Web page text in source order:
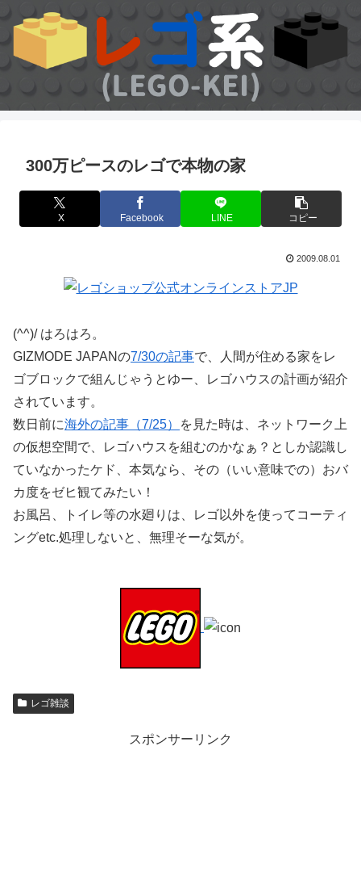
300万ピースのレゴで本物の家
X Facebook LINE コピー
2009.08.01
(^^)/ はろはろ。
GIZMODE JAPANの7/30の記事で、人間が住める家をレ
ゴブロックで組んじゃうとゆー、レゴハウスの計画が紹介
されています。
数日前に海外の記事（7/25）
を見た時は、ネットワーク上
の仮想空間で、レゴハウスを組むのかなぁ？としか認識し
ていなかったケド、本気なら、その（いい意味での）おバ
カ度をゼヒ観てみたい！
お風呂、トイレ等の水廻りは、レゴ以外を使ってコーティ
ングetc.処理しないと、無理そーな気が。
レゴ雑談
スポンサーリンク